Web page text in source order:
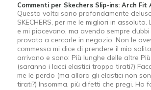
View On Shoes
Shoes are for
Commenti per Skechers Slip-ins: Arch Fit
Questa volta sono profondamente
SKECHERS, per me le migliori in
e mi piacevano, ma avendo sempre
provato a cercarle in negozio. Non le
commessa mi dice di prendere il mio
arrivano e sono: Più lunghe delle altre
(saranno i lacci elastici troppo tirati?)
me le perdo (ma allora gli elastici non
tirati?) Insomma, più difetti che pregi. Ho